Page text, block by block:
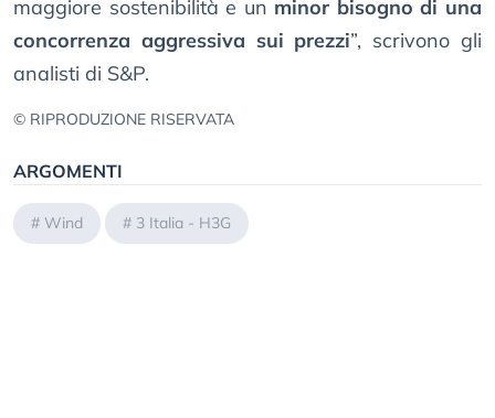
maggiore sostenibilità e un minor bisogno di una
concorrenza aggressiva sui prezzi”, scrivono gli
analisti di S&P.
© RIPRODUZIONE RISERVATA
ARGOMENTI
# Wind # 3 Italia - H3G